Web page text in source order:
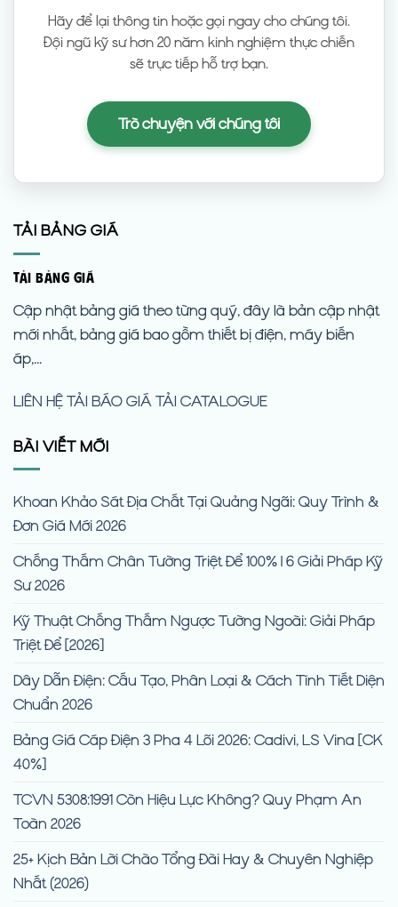
Hãy để lại thông tin hoặc gọi ngay cho chúng tôi.
Đội ngũ kỹ sư hơn 20 năm kinh nghiệm thực chiến
sẽ trực tiếp hỗ trợ bạn.
Trò chuyện với chúng tôi
TẢI BẢNG GIÁ
TẢI BẢNG GIÁ
Cập nhật bảng giá theo từng quý, đây là bản cập nhật
mới nhất, bảng giá bao gồm thiết bị điện, máy biến
áp,...
LIÊN HỆ TẢI BÁO GIÁ TẢI CATALOGUE
BÀI VIẾT MỚI
Khoan Khảo Sát Địa Chất Tại Quảng Ngãi: Quy Trình &
Đơn Giá Mới 2026
Chống Thấm Chân Tường Triệt Để 100% | 6 Giải Pháp Kỹ
Sư 2026
Kỹ Thuật Chống Thấm Ngược Tường Ngoài: Giải Pháp
Triệt Để [2026]
Dây Dẫn Điện: Cấu Tạo, Phân Loại & Cách Tính Tiết Diện
Chuẩn 2026
Bảng Giá Cáp Điện 3 Pha 4 Lõi 2026: Cadivi, LS Vina [CK
40%]
TCVN 5308:1991 Còn Hiệu Lực Không? Quy Phạm An
Toàn 2026
25+ Kịch Bản Lời Chào Tổng Đài Hay & Chuyên Nghiệp
Nhất (2026)